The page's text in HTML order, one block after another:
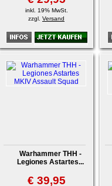
inkl. 19% MwSt.
zzgl. Versand
Warhammer THH -
Legiones Astartes...
€ 39,95